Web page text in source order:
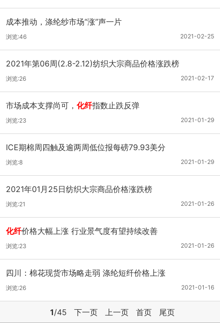
成本推动，涤纶纱市场“涨”声一片
2021-02-25
浏览:46
2021年第06周(2.8-2.12)纺织大宗商品价格涨跌榜
2021-02-17
浏览:26
市场成本支撑尚可， 化纤指数止跌反弹
2021-01-29
浏览:23
ICE期棉周四触及逾两周低位报每磅79.93美分
2021-01-29
浏览:8
2021年01月25日纺织大宗商品价格涨跌榜
2021-01-26
浏览:21
化纤价格大幅上涨 行业景气度有望持续改善
2021-01-26
浏览:23
四川：棉花现货市场略走弱 涤纶短纤价格上涨
2021-01-16
浏览:26
1/45 下一页 上一页 首页 尾页